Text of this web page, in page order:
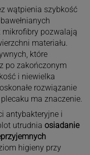
wątpienia szybkość
mikrofibry pozwalają
materiału.
które
po zakończonym
i niewielka
rozwiązanie
ma znaczenie.
antybakteryjne i
utrudnia osiadanie
higieny przy